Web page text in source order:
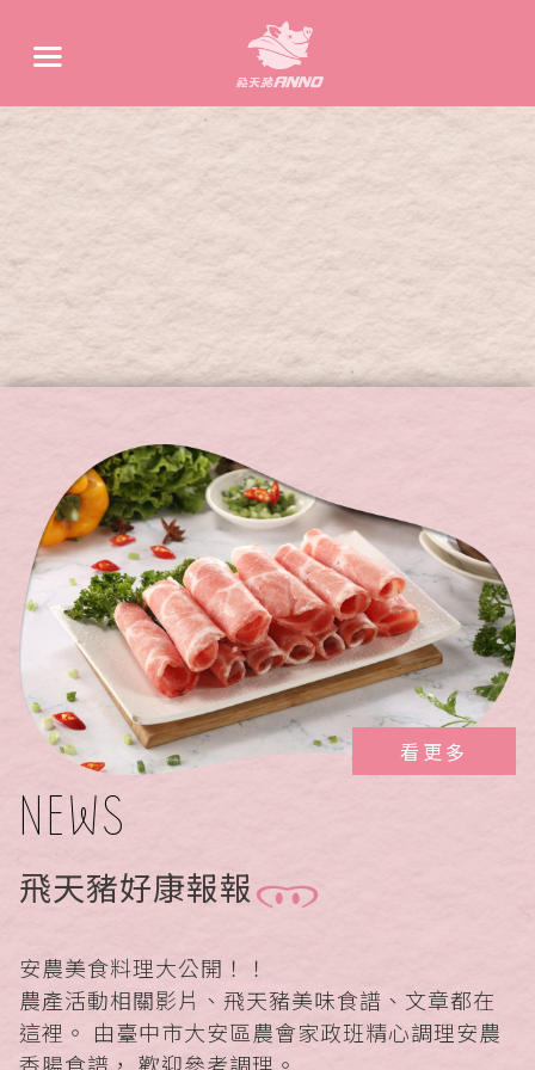
看更多
NEWS
飛天豬好康報報
安農美食料理大公開！！
農產活動相關影片、飛天豬美味食譜、文章都在
這裡。 由臺中市大安區農會家政班精心調理安農